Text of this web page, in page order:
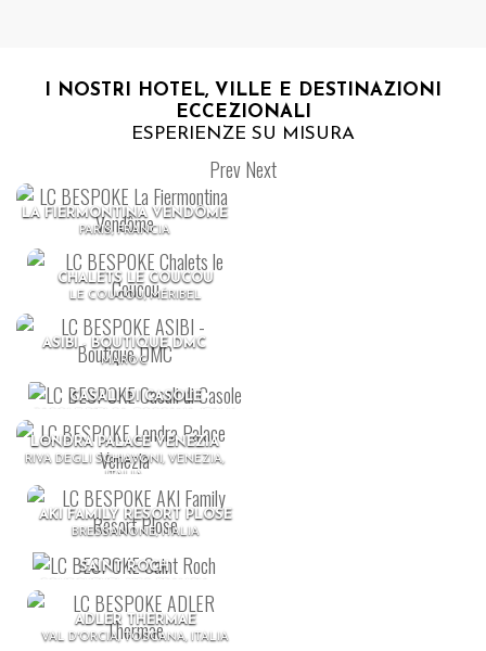
I NOSTRI HOTEL, VILLE E DESTINAZIONI
ECCEZIONALI
ESPERIENZE SU MISURA
PrevNext
LA FIERMONTINA VENDÔME
PARIS, FRANCIA
CHALETS LE COUCOU
LE COUCOU, MÉRIBEL
ASIBI - BOUTIQUE DMC
MAROC
CASALI DI CASOLE
LONDRA PALACE VENEZIA
RIVA DEGLI SCHIAVONI, VENEZIA,
ITALIA
AKI FAMILY RESORT PLOSE
BRESSANONE, ITALIA
SAINT ROCH
ADLER THERMAE
VAL D'ORCIA, TOSCANA, ITALIA